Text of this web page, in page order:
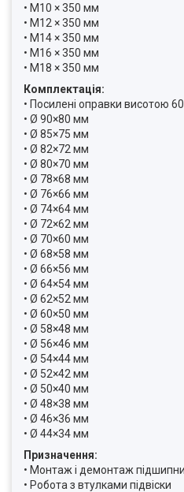
• M10 × 350 мм
• M12 × 350 мм
• M14 × 350 мм
• M16 × 350 мм
• M18 × 350 мм
Комплектація:
• Посилені оправки висотою
• Ø 90×80 мм
• Ø 85×75 мм
• Ø 82×72 мм
• Ø 80×70 мм
• Ø 78×68 мм
• Ø 76×66 мм
• Ø 74×64 мм
• Ø 72×62 мм
• Ø 70×60 мм
• Ø 68×58 мм
• Ø 66×56 мм
• Ø 64×54 мм
• Ø 62×52 мм
• Ø 60×50 мм
• Ø 58×48 мм
• Ø 56×46 мм
• Ø 54×44 мм
• Ø 52×42 мм
• Ø 50×40 мм
• Ø 48×38 мм
• Ø 46×36 мм
• Ø 44×34 мм
Призначення:
• Монтаж і демонтаж
• Робота з втулками підвіски